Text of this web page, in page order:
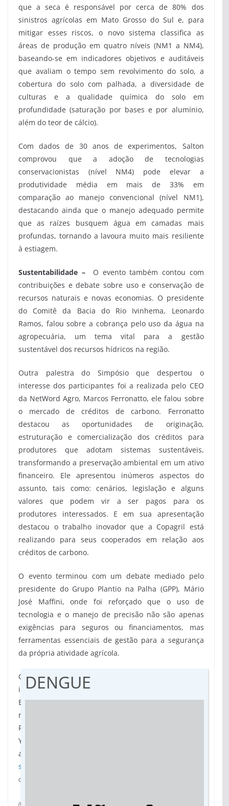
que a seca é responsável por cerca de 80% dos
sinistros agrícolas em Mato Grosso do Sul e, para
mitigar esses riscos, o novo sistema classifica as
áreas de produção em quatro níveis (NM1 a NM4),
baseando-se em indicadores objetivos e auditáveis
que avaliam o tempo sem revolvimento do solo, a
cobertura do solo com palhada, a diversidade de
culturas e a qualidade química do solo em
profundidade (saturação por bases e por alumínio,
além do teor de cálcio).
Com dados de 30 anos de experimentos, Salton
comprovou que a adoção de tecnologias
conservacionistas (nível NM4) pode elevar a
produtividade média em mais de 33% em
comparação ao manejo convencional (nível NM1),
destacando ainda que o manejo adequado permite
que as raízes busquem água em camadas mais
profundas, tornando a lavoura muito mais resiliente
à estiagem.
Sustentabilidade –
O evento também contou com
contribuições e debate sobre uso e conservação de
recursos naturais e novas economias. O presidente
do Comitê da Bacia do Rio Ivinhema, Leonardo
Ramos, falou sobre a cobrança pelo uso da água na
agropecuária, um tema vital para a gestão
sustentável dos recursos hídricos na região.
Outra palestra do Simpósio que despertou o
interesse dos participantes foi a realizada pelo CEO
da NetWord Agro, Marcos Ferronatto, ele falou sobre
o mercado de créditos de carbono. Ferronatto
destacou as oportunidades de originação,
estruturação e comercialização dos créditos para
produtores que adotam sistemas sustentáveis,
transformando a preservação ambiental em um ativo
financeiro. Ele apresentou inúmeros aspectos do
assunto, tais como: cenários, legislação e alguns
valores que podem vir a ser pagos para os
produtores interessados. E em sua apresentação
destacou o trabalho inovador que a Copagril está
realizando para seus cooperados em relação aos
créditos de carbono.
O evento terminou com um debate mediado pelo
presidente do Grupo Plantio na Palha (GPP), Mário
José Maffini, onde foi reforçado que o uso de
tecnologia e o manejo de precisão não são apenas
exigências para seguros ou financiamentos, mas
ferramentas essenciais de gestão para a segurança
da própria atividade agrícola.
O Simpósio de Agricultura, realizado como parte
integrante das programações técnicas da 60ª
Expoagro, pelo Sindicato Rural de Dourados, foi uma
realização do GPP e da Embrapa Agropecuária Oeste.
Para assistir o Simpósio, que foi transmitido pelo
Youtube
acesse:
si=o9PdweGLCHQEo406
Organizaciona/Embrapa Agropecuária Oeste)
(Por Fábio Dorta, da assessoria)
DENGUE